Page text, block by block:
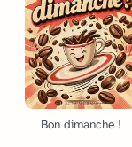
Bon dimanche !